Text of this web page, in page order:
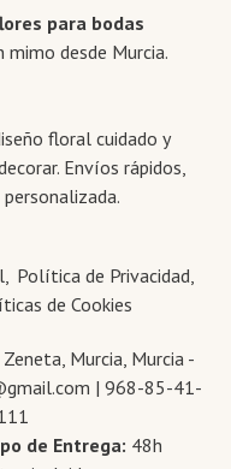
para bodas
desde Murcia.
floral cuidado y
Envíos rápidos,
Política de Privacidad
de Cookies
Murcia, Murcia -
| 968-85-41-
de Entrega: 48h